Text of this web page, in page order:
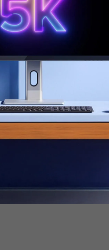
pasūtījumu, lai saņemtu 8%
atlaidi.